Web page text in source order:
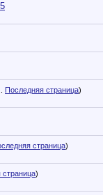
Последняя страница)
страница)
)